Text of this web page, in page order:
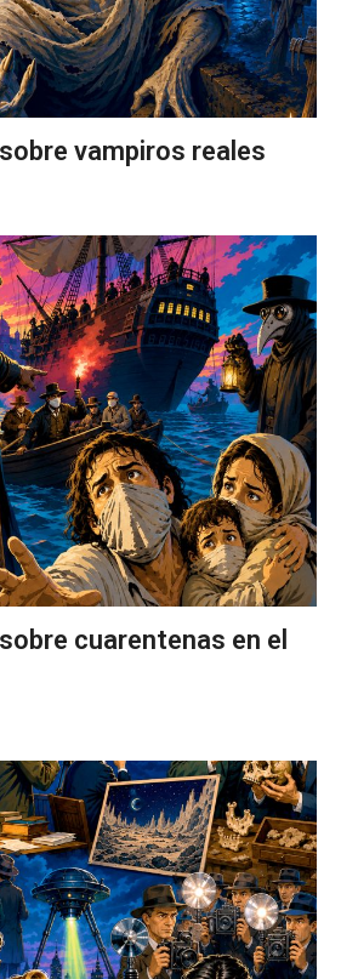
vampiros reales
cuarentenas en el